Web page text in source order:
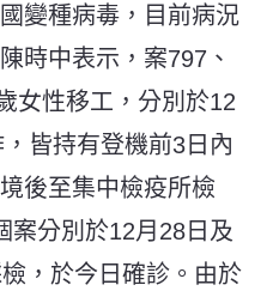
變種病毒，目前病況
時中表示，案797、
女性移工，分別於12
皆持有登機前3日內
後至集中檢疫所檢
案分別於12月28日及
，於今日確診。由於